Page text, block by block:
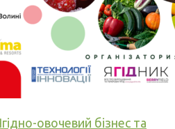
овочевий бізнес та